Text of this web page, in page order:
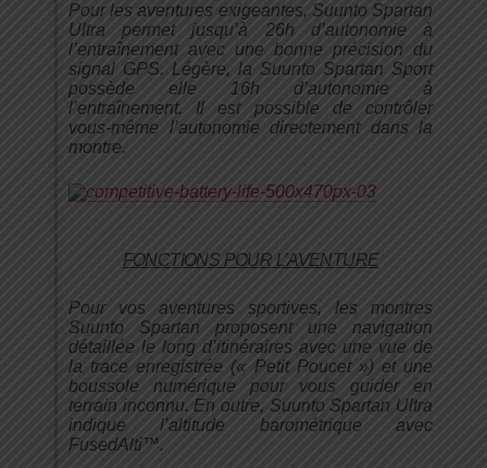
Pour les aventures exigeantes, Suunto Spartan
Ultra permet jusqu’à 26h d’autonomie à
l’entraînement avec une bonne précision du
signal GPS. Légère, la Suunto Spartan Sport
possède elle 16h d’autonomie à
l’entraînement. Il est possible de contrôler
vous-même l’autonomie directement dans la
montre.
FONCTIONS POUR L’AVENTURE
Pour vos aventures sportives, les montres
Suunto Spartan proposent une navigation
détaillée le long d’itinéraires avec une vue de
la trace enregistrée (« Petit Poucet ») et une
boussole numérique pour vous guider en
terrain inconnu. En outre, Suunto Spartan Ultra
indique l’altitude barométrique avec
FusedAlti™.